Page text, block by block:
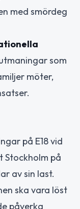
med smördeg
som
möter,
på E18 vid
Stockholm på
av sin last.
ska vara löst
påverka